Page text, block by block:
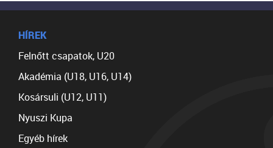
HÍREK
Felnőtt csapatok, U20
Akadémia (U18, U16, U14)
Kosársuli (U12, U11)
Nyuszi Kupa
Egyéb hírek